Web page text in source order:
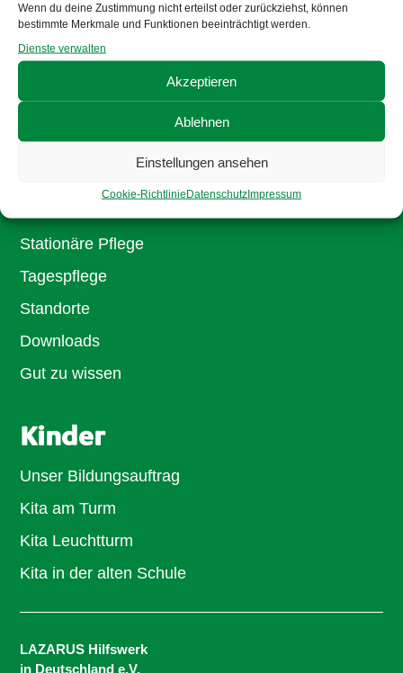
Wenn du deine Zustimmung nicht erteilst oder zurückziehst, können
bestimmte Merkmale und Funktionen beeinträchtigt werden.
Dienste verwalten
Akzeptieren
Ablehnen
Einstellungen ansehen
Cookie-Richtlinie Datenschutz Impressum
Stellenangebote
Aktuelles
Senioren
Stationäre Pflege
Tagespflege
Standorte
Downloads
Gut zu wissen
Kinder
Unser Bildungsauftrag
Kita am Turm
Kita Leuchtturm
Kita in der alten Schule
LAZARUS Hilfswerk
in Deutschland e.V.